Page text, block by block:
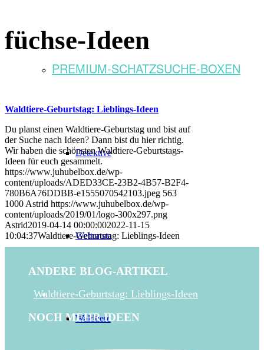
PREMIUM-SCHATZSUCHE-BOXEN
Detektive
Weltraum
Waldtiere
füchse-Ideen
Waldtiere-Geburtstag: Lieblings-Ideen
Du planst einen Waldtiere-Geburtstag und bist auf
der Suche nach Ideen? Dann bist du hier richtig.
Wir haben die schönsten Waldtiere-Geburtstags-
Ideen für euch gesammelt.
https://www.juhubelbox.de/wp-
content/uploads/ADED33CE-23B2-4B57-B2F4-
780B6A76DDBB-e1555070542103.jpeg 563
1000 Astrid https://www.juhubelbox.de/wp-
content/uploads/2019/01/logo-300x297.png
Astrid2019-04-14 00:00:002022-11-15
10:04:37Waldtiere-Geburtstag: Lieblings-Ideen
ANDERE BLOG-ARTIKEL
Waldtiere-Geburtstag: Lieblings-Ideen
NOCH MEHR IDEEN